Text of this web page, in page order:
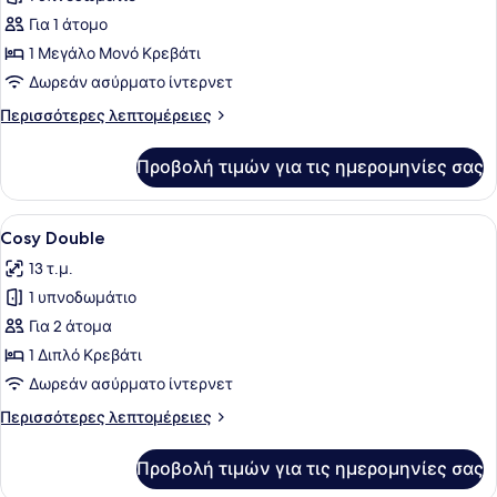
για
Cosy
Single
Για 1 άτομο
1 Μεγάλο Μονό Κρεβάτι
Δωρεάν ασύρματο ίντερνετ
Περισσότερες λεπτομέρειες
Περισσότερες
Single
Προβολή τιμών για τις ημερομηνίες σας
Προβολή
όλων
των
φωτογραφιών
για
Cosy
Double
Cosy Double | Κλινοσκεπάσματα
4
Cosy Double
13 τ.μ.
1 υπνοδωμάτιο
Για 2 άτομα
1 Διπλό Κρεβάτι
Δωρεάν ασύρματο ίντερνετ
Περισσότερες λεπτομέρειες
Περισσότερες
Προβολή τιμών για τις ημερομηνίες σας